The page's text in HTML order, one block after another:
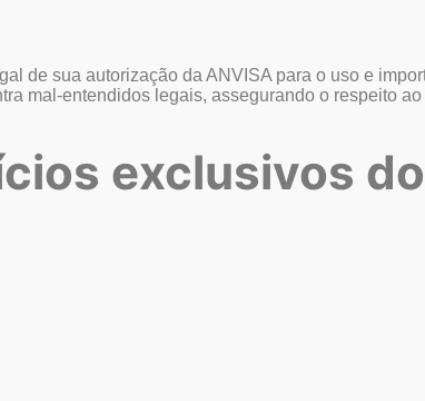
de sua autorização da ANVISA para o uso e
mal-entendidos legais, assegurando o respeito
exclusivos